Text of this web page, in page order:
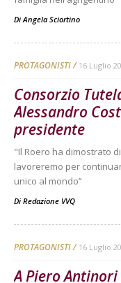
DiAngela Sciortino
PROTAGONISTI 16 Luglio
Consorzio
Alessandro
presidente
"Il Roero ha dimostrato
lavoreremo per
unico al mondo’’
Di Redazione VVQ
PROTAGONISTI 16 Luglio
A Piero